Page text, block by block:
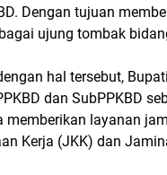
Dengan tujuan
ujung tombak
hal tersebut,
dan SubPPKBD
memberikan layanan
Kerja (JKK) dan